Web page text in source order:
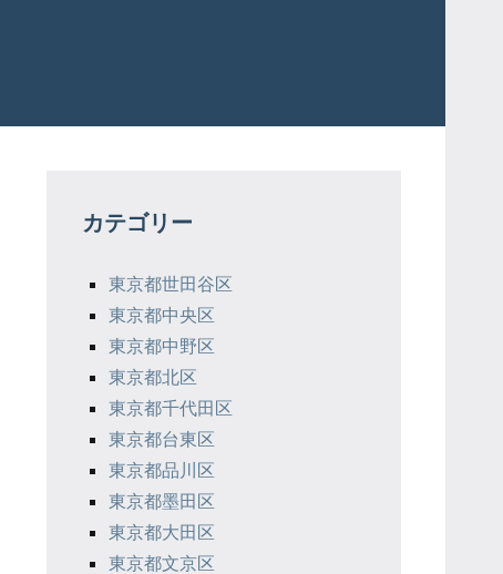
カテゴリー
東京都世田谷区
東京都中央区
東京都中野区
東京都北区
東京都千代田区
東京都台東区
東京都品川区
東京都墨田区
東京都大田区
東京都文京区